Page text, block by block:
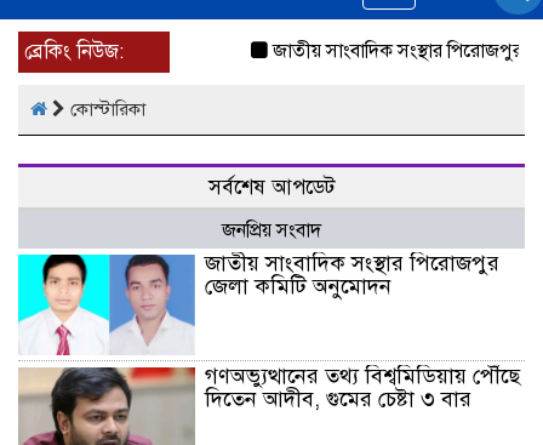
navigation
ব্রেকিং নিউজ: জাতীয় সাংবাদিক সংস্থার পিরোজপুর
কোস্টারিকা
সর্বশেষ আপডেট
জনপ্রিয় সংবাদ
জাতীয় সাংবাদিক সংস্থার পিরোজপুর
জেলা কমিটি অনুমোদন
গণঅভ্যুত্থানের তথ্য বিশ্বমিডিয়ায় পৌঁছে
দিতেন আদীব, গুমের চেষ্টা ৩ বার